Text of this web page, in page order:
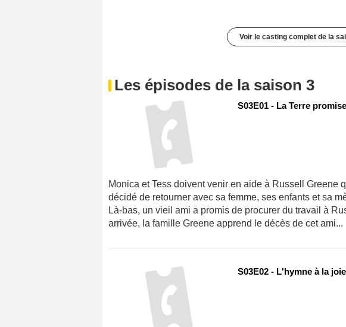
Voir le casting complet de la
Les épisodes de la saison 3
S03E01 - La Terre promise
Monica et Tess doivent venir en aide à Russell Greene
décidé de retourner avec sa femme, ses enfants et sa
Là-bas, un vieil ami a promis de procurer du travail à
arrivée, la famille Greene apprend le décès de cet ami...
S03E02 - L'hymne à la